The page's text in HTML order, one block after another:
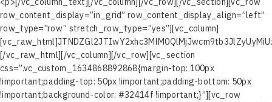
row_content_display=”in_grid” row_content_display_align=”left”
row_type=”row” stretch_row_type=”yes”][vc_column]
[/vc_raw_html][/vc_column][/vc_row][vc_section
css=”.vc_custom_1634868892868{margin-top: 100px
!important;padding-top: 50px !important;padding-bottom: 50px
!important;background-color: #32414f !important;}”][vc_row